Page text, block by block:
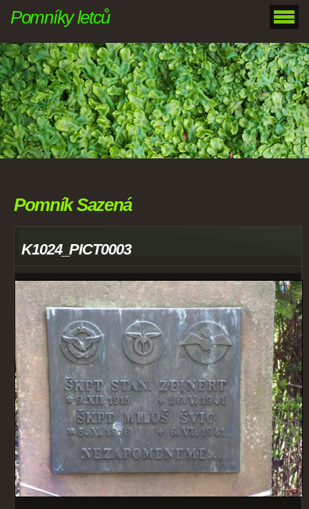
Pomníky letců
Pomník Sazená
K1024_PICT0003